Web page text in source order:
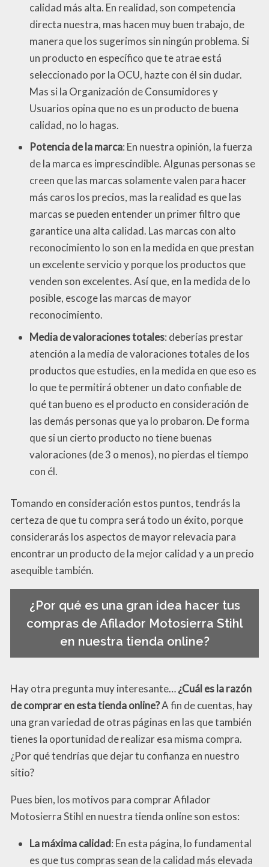
calidad más alta. En realidad, son competencia
directa nuestra, mas hacen muy buen trabajo, de
manera que los sugerimos sin ningún problema. Si
un producto en específico que te atrae está
seleccionado por la OCU, hazte con él sin dudar.
Mas si la Organización de Consumidores y
Usuarios opina que no es un producto de buena
calidad, no lo hagas.
Potencia de la marca: En nuestra opinión, la fuerza
de la marca es imprescindible. Algunas personas se
creen que las marcas solamente valen para hacer
más caros los precios, mas la realidad es que las
marcas se pueden entender un primer filtro que
garantice una alta calidad. Las marcas con alto
reconocimiento lo son en la medida en que prestan
un excelente servicio y porque los productos que
venden son excelentes. Así que, en la medida de lo
posible, escoge las marcas de mayor
reconocimiento.
Media de valoraciones totales: deberías prestar
atención a la media de valoraciones totales de los
productos que estudies, en la medida en que eso es
lo que te permitirá obtener un dato confiable de
qué tan bueno es el producto en consideración de
las demás personas que ya lo probaron. De forma
que si un cierto producto no tiene buenas
valoraciones (de 3 o menos), no pierdas el tiempo
con él.
Tomando en consideración estos puntos, tendrás la
certeza de que tu compra será todo un éxito, porque
considerarás los aspectos de mayor relevacia para
encontrar un producto de la mejor calidad y a un precio
asequible también.
¿Por qué es una gran idea hacer tus
compras de Afilador Motosierra Stihl
en nuestra tienda online?
Hay otra pregunta muy interesante…¿Cuál es la razón
de comprar en esta tienda online?A fin de cuentas, hay
una gran variedad de otras páginas en las que también
tienes la oportunidad de realizar esa misma compra.
¿Por qué tendrías que dejar tu confianza en nuestro
sitio?
Pues bien, los motivos para comprar Afilador
Motosierra Stihl en nuestra tienda online son estos:
La máxima calidad: En esta página, lo fundamental
es que tus compras sean de la calidad más elevada